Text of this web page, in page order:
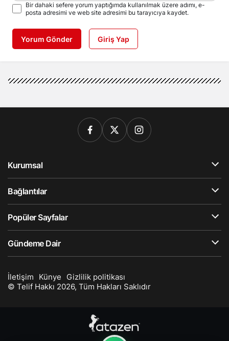
Bir dahaki sefere yorum yaptığımda kullanılmak üzere adımı, e-
posta adresimi ve web site adresimi bu tarayıcıya kaydet.
Yorum Gönder Giriş Yap
Kurumsal
Bağlantılar
Popüler Sayfalar
Gündeme Dair
İletişim Künye
Gizlilik politikası
© Telif Hakkı 2026, Tüm Hakları Saklıdır